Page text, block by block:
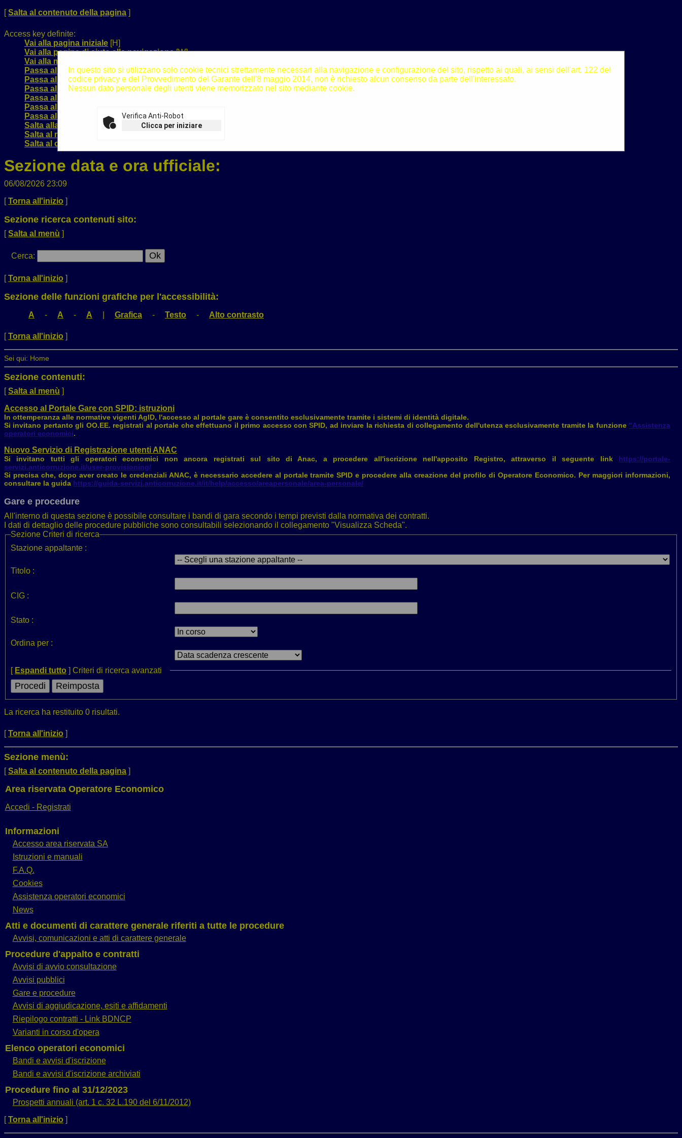
[Salta al contenuto della pagina ]
Access key definite:
Vai alla pagina iniziale [H]
Vai alla pagina di aiuto alla navigazione[W]
Vai alla mappa del sito
Passa al testo con caratteri di dimensione standard[N]
Passa al testo con caratteri di dimensione grande[B]
Passa al testo con caratteri di dimensione molto grande[V]
Passa alla visualizzazione grafica
Passa alla visualizzazione solo testo
Passa alla visualizzazione in alto contrasto e solo testo
Salta alla ricerca di contenuti
[S]
Salta al menù
Salta al contenuto della pagina
Sezione data e ora ufficiale:
06/08/2026 23:09
[Torna all'inizio ]
Sezione ricerca contenuti sito:
[Salta al menù ]
Cerca:
[Torna all'inizio ]
Sezione delle funzioni grafiche per l'accessibilità:
A - A - A Grafica - Testo - Alto contrasto
[Torna all'inizio ]
Sei qui: Home
In questo sito si utilizzano solo cookie tecnici strettamente necessari alla navigazione e configurazione del sito, rispetto ai quali, ai sensi dell'art. 122 del
codice privacy e del Provvedimento del Garante dell'8 maggio 2014, non è richiesto alcun consenso da parte dell'interessato.
Nessun dato personale degli utenti viene memorizzato nel sito mediante cookie.
Verifica Anti-Robot
Clicca per iniziare
Sezione contenuti:
[Salta al menù ]
Accesso al Portale Gare con SPID: istruzioni
In ottemperanza alle normative vigenti AgID, l'accesso al portale gare è consentito esclusivamente tramite i sistemi di identità digitale.
Si invitano pertanto gli OO.EE. registrati al portale che effettuano il primo accesso con SPID, ad inviare la richiesta di collegamento dell'utenza esclusivamente tramite la funzione "Assistenza
operatori economici.
Nuovo Servizio di Registrazione utenti ANAC
Si invitano tutti gli operatori economici non ancora registrati sul sito di Anac, a procedere all'iscrizione nell'apposito Registro, attraverso il seguente link https://portale-
servizi.anticorruzione.it/user-provisioning/
Si precisa che, dopo aver creato le credenziali ANAC, è necessario accedere al portale tramite SPID e procedere alla creazione del profilo di Operatore Economico. Per maggiori informazioni,
consultare la guida https://guida-servizi.anticorruzione.it/it/help/accesso/areapersonale/area-personale/
Gare e procedure
All'interno di questa sezione è possibile consultare i bandi di gara secondo i tempi previsti dalla normativa dei contratti.
I dati di dettaglio delle procedure pubbliche sono consultabili selezionando il collegamento "Visualizza Scheda".
Sezione Criteri di ricerca
Stazione appaltante :
Titolo :
CIG :
Stato :
Ordina per :
[ Espandi tutto ] Criteri di ricerca avanzati
La ricerca ha restituito 0 risultati.
[Torna all'inizio ]
Sezione menù:
[Salta al contenuto della pagina ]
Area riservata Operatore Economico
Accedi - Registrati
Informazioni
Accesso area riservata SA
Istruzioni e manuali
F.A.Q.
Cookies
Assistenza operatori economici
News
Atti e documenti di carattere generale riferiti a tutte le procedure
Avvisi, comunicazioni e atti di carattere generale
Procedure d'appalto e contratti
Avvisi di avvio consultazione
Avvisi pubblici
Gare e procedure
Avvisi di aggiudicazione, esiti e affidamenti
Riepilogo contratti - Link BDNCP
Varianti in corso d'opera
Elenco operatori economici
Bandi e avvisi d'iscrizione
Bandi e avvisi d'iscrizione archiviati
Procedure fino al 31/12/2023
Prospetti annuali (art. 1 c. 32 L.190 del 6/11/2012)
[Torna all'inizio ]